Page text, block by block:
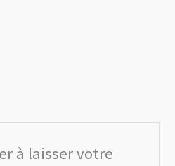
à laisser votre